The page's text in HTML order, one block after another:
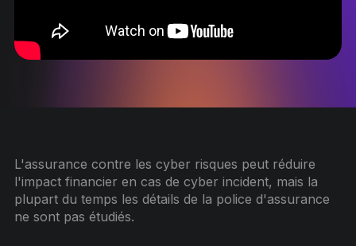
L'assurance contre les cyber risques peut réduire
l'impact financier en cas de cyber incident, mais la
plupart du temps les détails de la police d'assurance
ne sont pas étudiés.